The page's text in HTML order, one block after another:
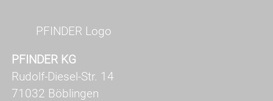
PFINDER Logo
PFINDER KG
Rudolf-Diesel-Str. 14
71032 Böblingen